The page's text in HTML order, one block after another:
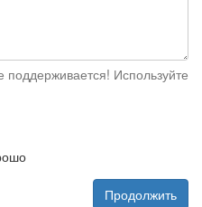
поддерживается! Используйте
Продолжить